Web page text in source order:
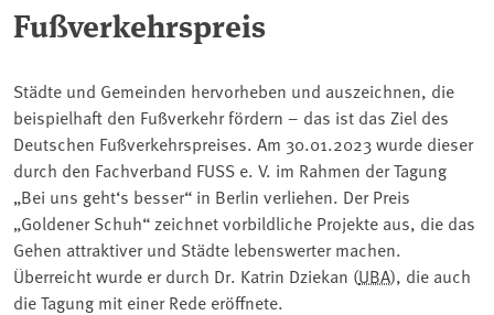
Fußverkehrspreis
Städte und Gemeinden hervorheben und auszeichnen, die
beispielhaft den Fußverkehr fördern – das ist das Ziel des
Deutschen Fußverkehrspreises. Am 30.01.2023 wurde dieser
durch den Fachverband FUSS e. V. im Rahmen der Tagung
„Bei uns geht‘s besser“ in Berlin verliehen. Der Preis
„Goldener Schuh“ zeichnet vorbildliche Projekte aus, die das
Gehen attraktiver und Städte lebenswerter machen.
Überreicht wurde er durch Dr. Katrin Dziekan (UBA), die auch
die Tagung mit einer Rede eröffnete.